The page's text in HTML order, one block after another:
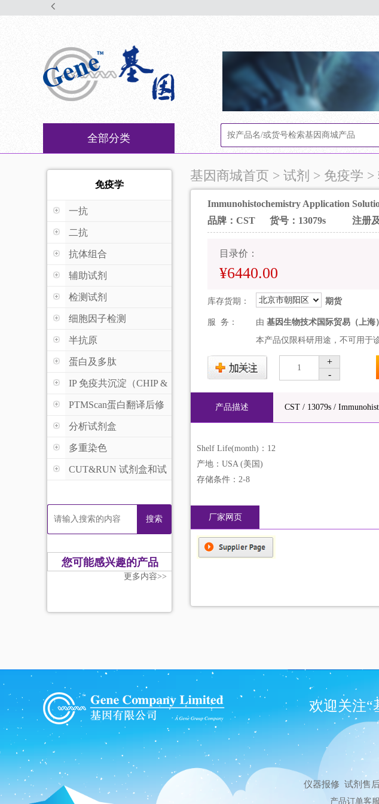
全部分类
免疫学
一抗
二抗
抗体组合
辅助试剂
检测试剂
细胞因子检测
半抗原
蛋白及多肽
IP 免疫共沉淀（CHIP &
MeDIP )
PTMScan蛋白翻译后修
饰
分析试剂盒
多重染色
CUT&RUN 试剂盒和试
搜索
您可能感兴趣的产品
更多内容>>
基因商城首页 > 试剂 > 免疫学
Immunohistochemistry Application
品牌：CST
货号：13079s 注册
目录价：
¥6440.00
库存货期： 北京市朝阳区 期货
服 务： 由 基因生物技术国际贸易（上
本产品仅限科研用途，不可用于
1
+
-
产品描述 CST / 13079s /
Shelf Life(month)：12
产地：USA (美国)
存储条件：2-8
厂家网页
欢迎关注“
仪器报修 试剂售
产品订单客